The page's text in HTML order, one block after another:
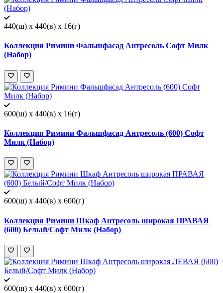
440(ш) x 440(в) x 16(г)
Коллекция Римини Фальшфасад Антресоль Софт Милк
(Набор)
600(ш) x 440(в) x 16(г)
Коллекция Римини Фальшфасад Антресоль (600) Софт
Милк (Набор)
600(ш) x 440(в) x 600(г)
Коллекция Римини Шкаф Антресоль широкая ПРАВАЯ
(600) Белый/Софт Милк (Набор)
600(ш) x 440(в) x 600(г)